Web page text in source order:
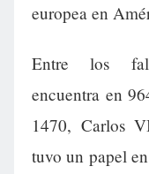
europea en
Entre los
encuentra en
1470, Carlos
tuvo un papel